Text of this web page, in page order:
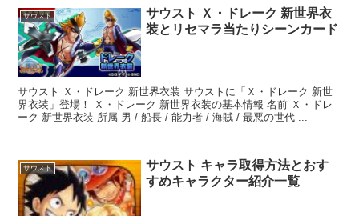
サウスト
サウスト Ｘ・ドレーク 新世界衣
装とリセマラ当たりシーンカード
サウスト Ｘ・ドレーク 新世界衣装 サウストに「Ｘ・ドレーク 新世
界衣装」登場！ Ｘ・ドレーク 新世界衣装の基本情報 名前 Ｘ・ドレ
ーク 新世界衣装 所属 男 / 船長 / 能力者 / 海賊 / 最悪の世代 ...
サウスト
サウスト キャラ取得方法とおす
すめキャラクター紹介一覧